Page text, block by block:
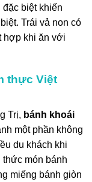
biệt khiến
Trái vả non có
hợp khi ăn với
thực Việt
Trị, bánh khoái
một phần không
du khách khi
món bánh
miếng bánh giòn